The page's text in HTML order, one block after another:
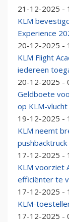
21-12-2025 -
KLM
Experience
20-12-2025 -
KLM Flight
iedereen
20-12-2025 -
Geldboete
op KLM-vlucht
19-12-2025 -
KLM neemt
17-12-2025 -
KLM voorziet
efficiënter te
17-12-2025 -
KLM-
17-12-2025 -